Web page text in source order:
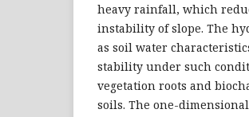
heavy rainfall, which
instability of slope. The
as soil water
stability under such
vegetation roots and
soils. The one-